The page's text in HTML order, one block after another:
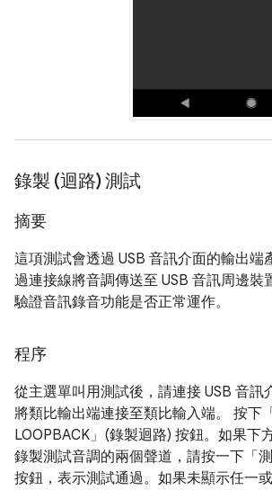
錄製 (迴路) 測試
摘要
這項測試會透過 USB 音訊介面的輸出端
過連接線將音調傳送至 USB 音訊周邊裝
驗證音訊錄音功能是否正常運作。
程序
從主選單叫用測試後，請連接 USB 音訊
將類比輸出端連接至類比輸入端。 按下
LOOPBACK」(錄製迴路) 按鈕。如果下
錄製測試音調的兩個聲道，請按一下「測
按鈕，表示測試通過。如果未顯示任一